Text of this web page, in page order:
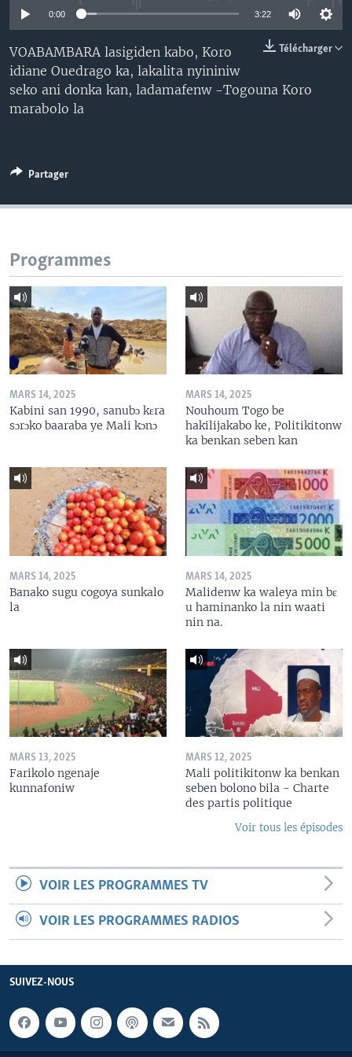
0:00 3:22
Télécharger
VOABAMBARA lasigiden kabo, Koro
idiane Ouedrago ka, lakalita nyininiw
seko ani donka kan, ladamafenw -Togouna Koro
marabolo la
Partager
Programmes
MARS 14, 2025
Kabini san 1990, sanubɔ kɛra
sɔrɔko baaraba ye Mali kɔnɔ
MARS 14, 2025
Nouhoum Togo be
hakilijakabo ke, Politikitonw
ka benkan seben kan
MARS 14, 2025
Banako sugu cogoya sunkalo
la
MARS 14, 2025
Malidenw ka waleya min bɛ
u haminanko la nin waati
nin na.
MARS 13, 2025
Farikolo ngenaje
kunnafoniw
MARS 12, 2025
Mali politikitonw ka benkan
seben bolono bila - Charte
des partis politique
Voir tous les épisodes
VOIR LES PROGRAMMES TV
VOIR LES PROGRAMMES RADIOS
SUIVEZ-NOUS